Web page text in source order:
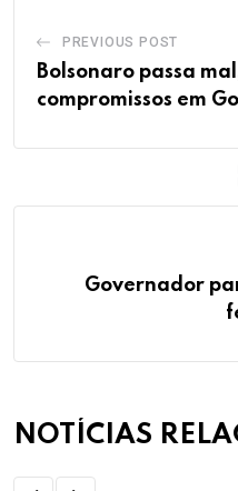
PREVIOUS POST
Bolsonaro passa
compromissos em
Governador
NOTÍCIAS